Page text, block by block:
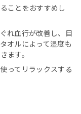
ことをおすすめし
れ血行が改善し、目
オルによって湿度も
ます。
ってリラックスする